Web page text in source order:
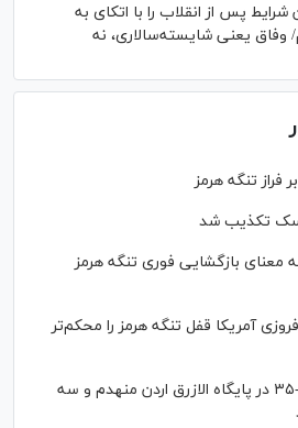
پس از انقلاب را با اتکای به
یعنی شایسته‌سالاری، نه
تکذیب شد
معنای بازگشایی فوری تنگه هرمز
آمریکا قفل تنگه هرمز را محکم‌تر
سپاه: سه فروند اف-۳۵ در پایگاه الازرق اردن منهدم و سه